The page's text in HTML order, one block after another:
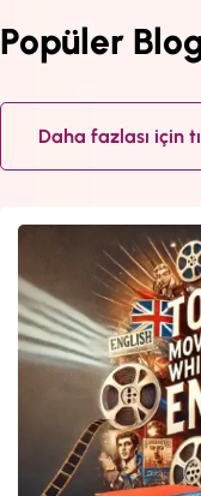
Popüler
Daha fazlası için